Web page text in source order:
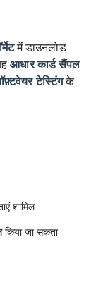
में डाउनलोड
आधार कार्ड सैंपल
टेस्टिंगके
शामिल
किया जा सकता